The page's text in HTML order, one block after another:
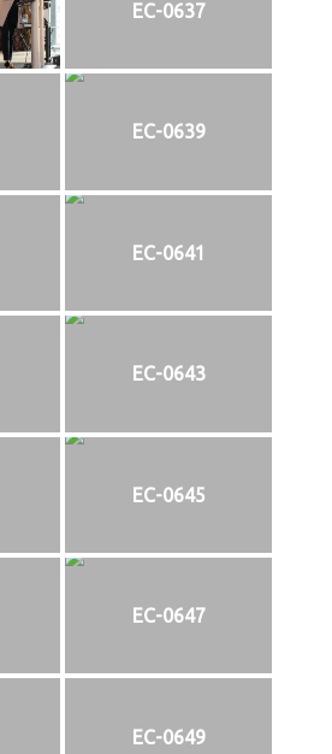
EC-0637
EC-0639
EC-0641
EC-0643
EC-0645
EC-0647
EC-0649